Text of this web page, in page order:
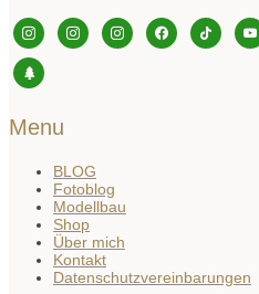
instagraminstagraminstagramfacebook
tiktok
tree
Menu
BLOG
Fotoblog
Modellbau
Shop
Über mich
Kontakt
Datenschutzvereinbarungen